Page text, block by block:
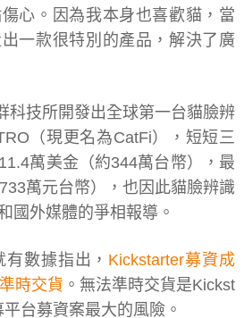
心。因為我本身也喜歡貓，當
一款很特別的產品，解決了廣
科技所開發出全球第一台貓臉辨
（現更名為CatFi），短短三
萬美金（約344萬台幣），最
萬元台幣），也因此貓臉辨識
國外媒體的爭相報導。
數據指出， Kickstarter募資成
時交貨 。無法準時交貨是Kickst
台募資案最大的風險。